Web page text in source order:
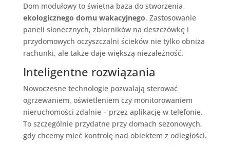
Dom modułowy to świetna baza do stworzenia
ekologicznego domu wakacyjnego. Zastosowanie
paneli słonecznych, zbiorników na deszczówkę i
przydomowych oczyszczalni ścieków nie tylko obniża
rachunki, ale także daje większą niezależność.
Inteligentne rozwiązania
Nowoczesne technologie pozwalają sterować
ogrzewaniem, oświetleniem czy monitorowaniem
nieruchomości zdalnie – przez aplikację w telefonie.
To szczególnie przydatne przy domach sezonowych,
gdy chcemy mieć kontrolę nad obiektem z odległości.